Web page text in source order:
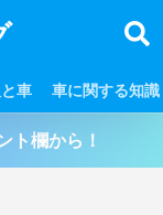
車 車に関する知識
ト欄から！